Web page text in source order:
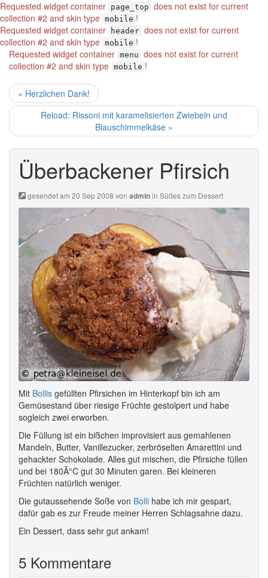
Requested widget container page_top does not exist for current
collection #2 and skin type mobile !
Requested widget container
header does not exist for current
collection #2 and skin type mobile !
Requested widget container menu does not exist for current
collection #2 and skin type mobile !
« Herzlichen Dank!
Reload: Rissoni mit karamelisierten Zwiebeln und
Blauschimmelkäse »
Überbackener Pfirsich
gesendet am 20 Sep 2008 von adminin Süßes zum Dessert
Mit Bollis gefüllten Pfirsichen im Hinterkopf bin ich am
Gemüsestand über riesige Früchte gestolpert und habe
sogleich zwei erworben.
Die Füllung ist ein bißchen improvisiert aus gemahlenen
Mandeln, Butter, Vanillezucker, zerbröselten Amarettini und
gehackter Schokolade. Alles gut mischen, die Pfirsiche füllen
und bei 180Â°C gut 30 Minuten garen. Bei kleineren
Früchten natürlich weniger.
Die gutaussehende Soße von Bolli habe ich mir gespart,
dafür gab es zur Freude meiner Herren Schlagsahne dazu.
Ein Dessert, dass sehr gut ankam!
5 Kommentare